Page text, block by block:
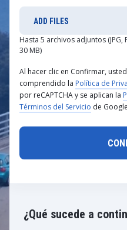
¿Qué sucede a
ADD FILES
Hasta 5 archivos adjuntos (JPG,
30 MB)
Al hacer clic en Confirmar,
comprendido la Política de
por reCAPTCHA y se aplican la
Términos del Servicio de